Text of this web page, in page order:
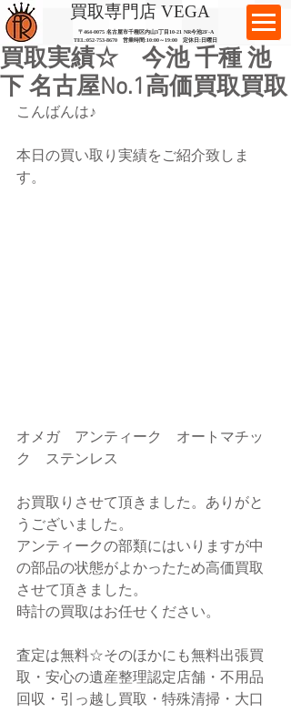
​買取専門店 VEGA
〒464-0075 名古屋市千種区内山3丁目10-21 ​ NR今池2F-A​
TEL:052-753-8670 営業時間:10:00～19:00​ 定休日:日曜日
買取実績☆ 今池 千種 池
下 名古屋No.1高価買取買取
こんばんは♪
本日の買い取り実績をご紹介致しま
す。
オメガ　アンティーク　オートマチッ
ク　ステンレス
お買取りさせて頂きました。ありがと
うございました。
アンティークの部類にはいりますが中
の部品の状態がよかったため高価買取
させて頂きました。
時計の買取はお任せください。
査定は無料☆そのほかにも無料出張買
取・安心の遺産整理認定店舗・不用品
回収・引っ越し買取・特殊清掃・大口